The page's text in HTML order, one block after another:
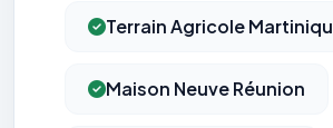
Terrain Agricole
Maison Neuve Réunion